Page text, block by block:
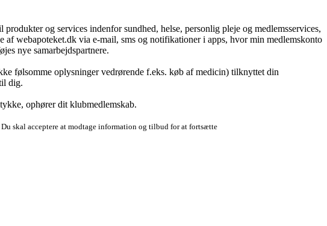
og services indenfor sundhed, helse, personlig pleje og medlemsservices,
af webapoteket.dk via e-mail, sms og notifikationer i apps, hvor min medlemskonto
nye samarbejdspartnere.
følsomme oplysninger vedrørende f.eks. køb af medicin) tilknyttet din
dig.
ophører dit klubmedlemskab.
Du skal acceptere at modtage information og tilbud for at fortsætte